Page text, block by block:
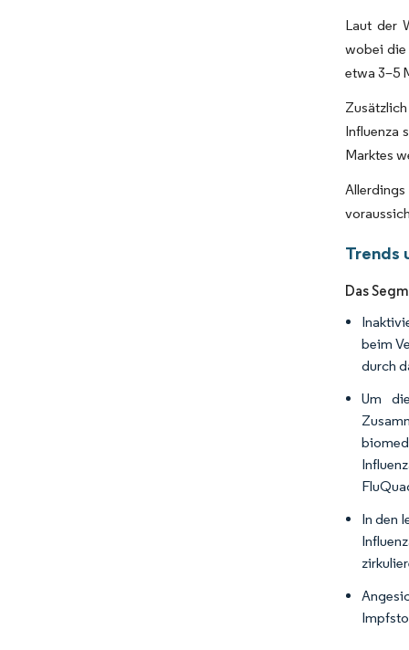
Laut der
wobei die
etwa 3–5
Influenza
Marktes
Trends
Das
beim
durch
Um
In den